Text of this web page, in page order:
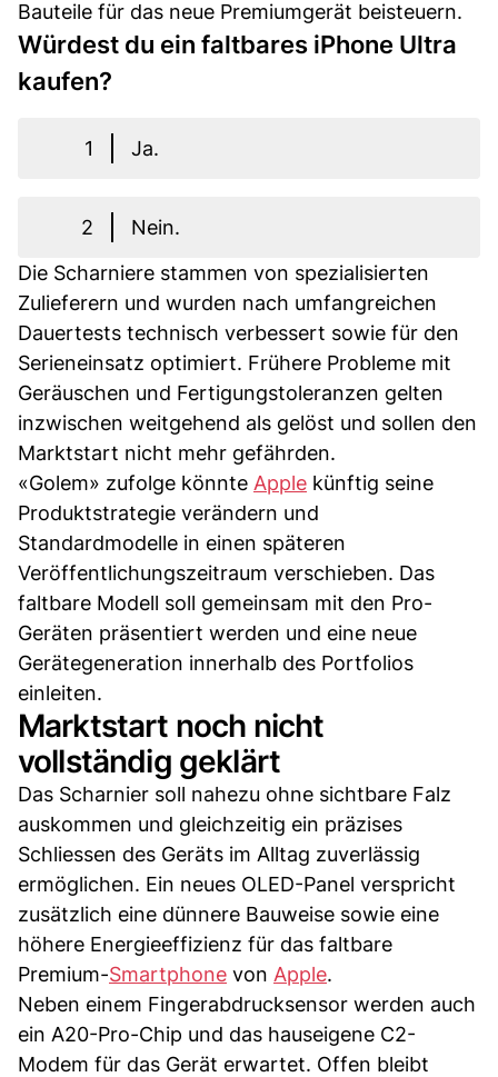
Bauteile für das neue Premiumgerät beisteuern.
Würdest du ein faltbares iPhone Ultra
kaufen?
1 Ja.
2
Nein.
Die Scharniere stammen von spezialisierten
Zulieferern und wurden nach umfangreichen
Dauertests technisch verbessert sowie für den
Serieneinsatz optimiert. Frühere Probleme mit
Geräuschen und Fertigungstoleranzen gelten
inzwischen weitgehend als gelöst und sollen den
Marktstart nicht mehr gefährden.
«Golem» zufolge könnte Apple künftig seine
Produktstrategie verändern und
Standardmodelle in einen späteren
Veröffentlichungszeitraum verschieben. Das
faltbare Modell soll gemeinsam mit den Pro-
Geräten präsentiert werden und eine neue
Gerätegeneration innerhalb des Portfolios
einleiten.
Marktstart noch nicht
vollständig geklärt
Das Scharnier soll nahezu ohne sichtbare Falz
auskommen und gleichzeitig ein präzises
Schliessen des Geräts im Alltag zuverlässig
ermöglichen. Ein neues OLED-Panel verspricht
zusätzlich eine dünnere Bauweise sowie eine
höhere Energieeffizienz für das faltbare
Premium-Smartphone von Apple.
Neben einem Fingerabdrucksensor werden auch
ein A20-Pro-Chip und das hauseigene C2-
Modem für das Gerät erwartet. Offen bleibt